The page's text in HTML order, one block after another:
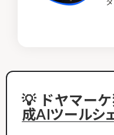
💡 ドヤマー
成AIツールシ